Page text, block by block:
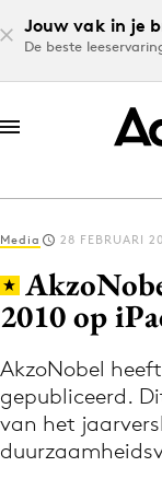
Jouw vak in je
De beste
Log in
Volg het
Media 28 FEBRUARI
2010 op
AkzoNobel
gepubliceerd.
van het